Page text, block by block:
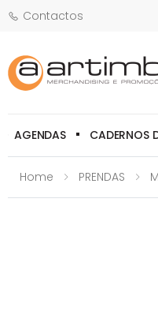
Contactos
AGENDAS CADERNOS
Home PRENDAS